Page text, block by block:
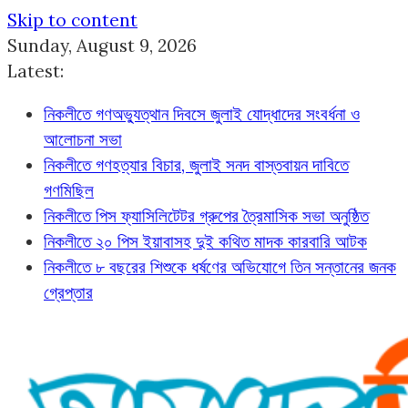
Skip to content
Sunday, August 9, 2026
Latest:
নিকলীতে গণঅভ্যুত্থান দিবসে জুলাই যোদ্ধাদের সংবর্ধনা ও
আলোচনা সভা
নিকলীতে গণহত্যার বিচার, জুলাই সনদ বাস্তবায়ন দাবিতে
গণমিছিল
নিকলীতে পিস ফ্যাসিলিটেটর গ্রুপের ত্রৈমাসিক সভা অনুষ্ঠিত
নিকলীতে ২০ পিস ইয়াবাসহ দুই কথিত মাদক কারবারি আটক
নিকলীতে ৮ বছরের শিশুকে ধর্ষণের অভিযোগে তিন সন্তানের জনক
গ্রেপ্তার